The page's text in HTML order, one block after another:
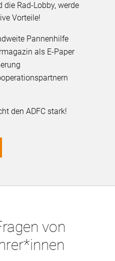
die Rad-Lobby, werde
Vorteile!
Pannenhilfe
als E-Paper
den ADFC stark!
von